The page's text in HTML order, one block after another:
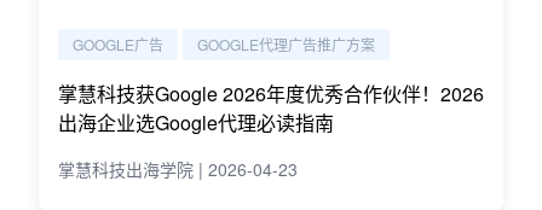
GOOGLE广告 GOOGLE代理广告推广方案
掌慧科技获Google 2026年度优秀合作伙伴！2026
出海企业选Google代理必读指南
掌慧科技出海学院 | 2026-04-23